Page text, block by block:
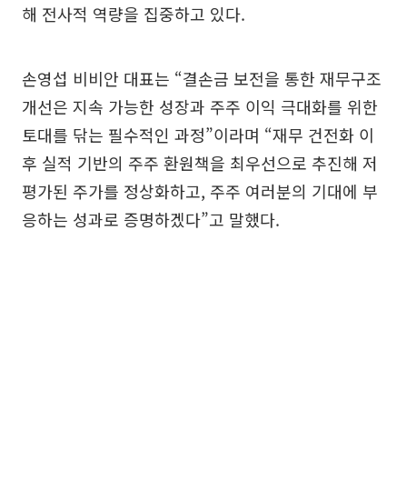
해 전사적 역량을 집중하고 있다.
손영섭 비비안 대표는 “결손금 보전을 통한 재무구조
개선은 지속 가능한 성장과 주주 이익 극대화를 위한
토대를 닦는 필수적인 과정”이라며 “재무 건전화 이
후 실적 기반의 주주 환원책을 최우선으로 추진해 저
평가된 주가를 정상화하고, 주주 여러분의 기대에 부
응하는 성과로 증명하겠다”고 말했다.